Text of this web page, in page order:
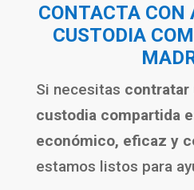
CONTACTA CON
CUSTODIA
Si necesitas contratar
custodia compartida
económico, eficaz y
estamos listos para